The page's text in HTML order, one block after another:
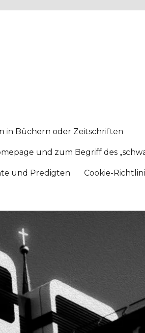
in Büchern oder Zeitschriften
und zum Begriff des
und Predigten Cookie-